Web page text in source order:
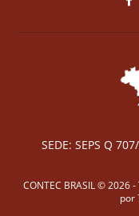
SEDE: SEPS Q
CONTEC BRASIL © 2026
por